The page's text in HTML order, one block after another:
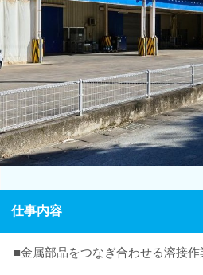
仕事内容
■金属部品をつなぎ合わせる溶接